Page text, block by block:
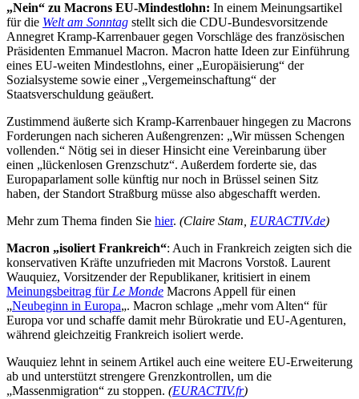
„Nein“ zu Macrons EU-Mindestlohn: In einem Meinungsartikel
für die Welt am Sonntag stellt sich die CDU-Bundesvorsitzende
Annegret Kramp-Karrenbauer gegen Vorschläge des französischen
Präsidenten Emmanuel Macron. Macron hatte Ideen zur Einführung
eines EU-weiten Mindestlohns, einer „Europäisierung“ der
Sozialsysteme sowie einer „Vergemeinschaftung“ der
Staatsverschuldung geäußert.
Zustimmend äußerte sich Kramp-Karrenbauer hingegen zu Macrons
Forderungen nach sicheren Außengrenzen: „Wir müssen Schengen
vollenden.“ Nötig sei in dieser Hinsicht eine Vereinbarung über
einen „lückenlosen Grenzschutz“. Außerdem forderte sie, das
Europaparlament solle künftig nur noch in Brüssel seinen Sitz
haben, der Standort Straßburg müsse also abgeschafft werden.
Mehr zum Thema finden Sie hier. (Claire Stam, EURACTIV.de)
Macron „isoliert Frankreich“: Auch in Frankreich zeigten sich die
konservativen Kräfte unzufrieden mit Macrons Vorstoß. Laurent
Wauquiez, Vorsitzender der Republikaner, kritisiert in einem
Meinungsbeitrag für Le Monde Macrons Appell für einen
„Neubeginn in Europa„. Macron schlage „mehr vom Alten“ für
Europa vor und schaffe damit mehr Bürokratie und EU-Agenturen,
während gleichzeitig Frankreich isoliert werde.
Wauquiez lehnt in seinem Artikel auch eine weitere EU-Erweiterung
ab und unterstützt strengere Grenzkontrollen, um die
„Massenmigration“ zu stoppen. (EURACTIV.fr)